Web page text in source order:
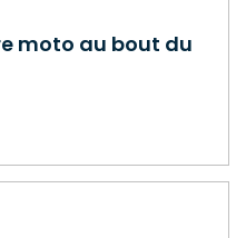
moto au bout du